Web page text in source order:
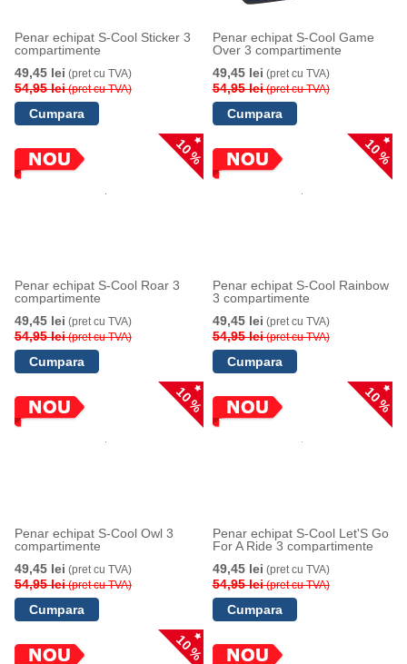
Penar echipat S-Cool Sticker 3
compartimente
49,45 lei (pret cu TVA)
54,95 lei(pret cu TVA)
Penar echipat S-Cool Game
Over 3 compartimente
49,45 lei (pret cu TVA)
54,95 lei(pret cu TVA)
10 %
Penar echipat S-Cool Roar 3
compartimente
49,45 lei (pret cu TVA)
54,95 lei(pret cu TVA)
10 %
Penar echipat S-Cool Rainbow
3 compartimente
49,45 lei (pret cu TVA)
54,95 lei(pret cu TVA)
10 %
Penar echipat S-Cool Owl 3
compartimente
49,45 lei (pret cu TVA)
54,95 lei(pret cu TVA)
10 %
Penar echipat S-Cool Let'S Go
For A Ride 3 compartimente
49,45 lei (pret cu TVA)
54,95 lei(pret cu TVA)
10 %